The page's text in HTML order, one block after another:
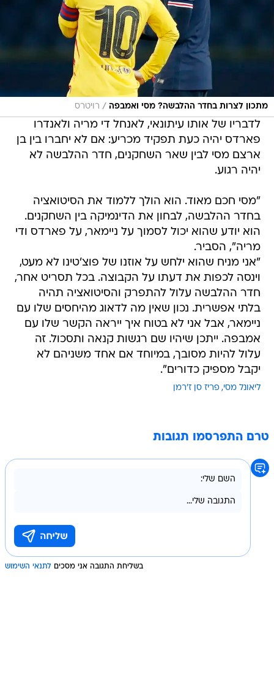
מתכון לצרות בחדר ההלבשה? מסי ואמבפה / רויטרס
לדבריו של אותו עיתונאי, לאנחל די מריה ולאנדרו
פארדס יהיה כעת תפקיד מכריע: אם לא יחברו בין בן
ארצם מסי לבין שאר השחקנים, חדר ההלבשה לא
יהיה רגוע.
"מסי חכם מאוד. הוא הולך ללמוד את הסיטואציה
בחדר ההלבשה, לבחון את הדינמיקה בין השחקנים.
הוא יודע שהוא יכול לסמוך על ניימאר, על פארדס ודי
מריה", הסביר.
"אני מניח שהוא ילחש על אוזנו של פוצ'טינו לא מעט,
וינסה לכפות את דעתו על הקבוצה. בכל תסריט אחר,
חדר ההלבשה עלול להתפרק והסיטואציה תהיה
בלתי אפשרית. נכון שאין מה לדאוג מהיחסים שלו עם
ניימאר, אבל אני לא בטוח איך ייראה הקשר שלו עם
אמבפה. ייתכן שיהיו שם רגשות קנאה ותסכול. זה
עלול להיות מסובך, במיוחד אם אחד משניהם לא
יקבל מספיק כדורים".
ליאונל מסי פריז סן ז'רמן
טרם התפרסמו תגובות
בשליחת התגובה אני מסכים לתנאי השימוש